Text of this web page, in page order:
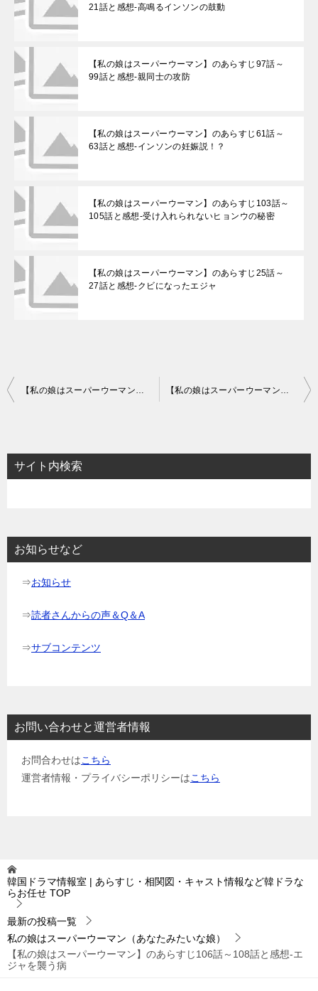
21話と感想-高鳴るインソンの鼓動
【私の娘はスーパーウーマン】のあらすじ97話～
99話と感想-親同士の攻防
【私の娘はスーパーウーマン】のあらすじ61話～
63話と感想-インソンの妊娠説！？
【私の娘はスーパーウーマン】のあらすじ103話～
105話と感想-受け入れられないヒョンウの秘密
【私の娘はスーパーウーマン】のあらすじ25話～
27話と感想-クビになったエジャ
投
ビ
ゲ
ョ
【私の娘はスーパーウーマン】のあらすじ103話～105話と感想-受け入れられないヒョンウの秘密 【私の娘はスーパーウーマン】のあらすじ109話～111話と感想-エジャの閉じた心
サイト内検索
お知らせなど
⇒お知らせ
⇒読者さんからの声＆Q＆A
⇒サブコンテンツ
お問い合わせと運営者情報
お問合わせはこちら
運営者情報・プライバシーポリシーはこちら
韓国ドラマ情報室 | あらすじ・相関図・キャスト情報など韓ドラな
らお任せ TOP
最新の投稿一覧
私の娘はスーパーウーマン（あなたみたいな娘）
【私の娘はスーパーウーマン】のあらすじ106話～108話と感想-エ
ジャを襲う病